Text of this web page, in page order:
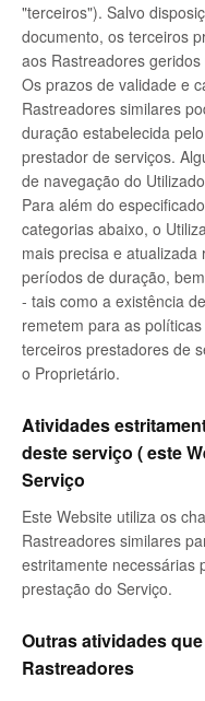
"terceiros"). Salvo
documento, os terceiros
aos Rastreadores
Os prazos de validade e
Rastreadores similares
duração estabelecida
prestador de serviços.
de navegação do
Para além do
categorias abaixo, o
mais precisa e
períodos de duração,
- tais como a existência
remetem para as
terceiros prestadores de
o Proprietário.
Atividades
deste serviço ( este
Serviço
Este Website utiliza os
Rastreadores similares
estritamente necessárias
prestação do Serviço.
Outras atividades
Rastreadores